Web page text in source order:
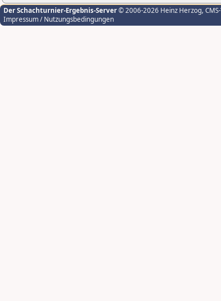
Der Schachturnier-Ergebnis-Server© 2006-2026 Heinz Herzog,
Impressum / Nutzungsbedingungen